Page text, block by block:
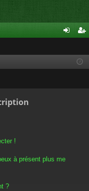
cri
!
à présent plus me
?